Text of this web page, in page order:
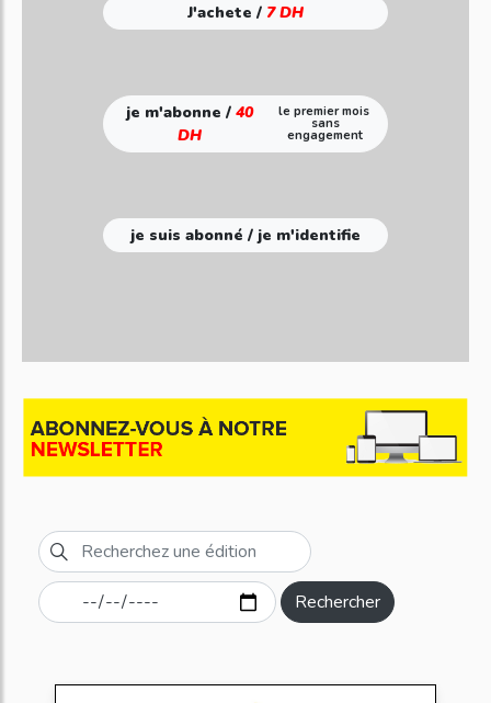
J'achete / 7 DH
je m'abonne /40
DH
le premier mois
sans
engagement
je suis abonné / je m'identifie
Rechercher